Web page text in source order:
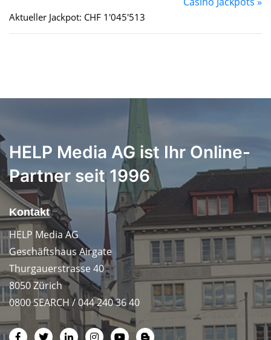
Aktueller Jackpot: CHF 1'045'513
HELP Media AG ist Ihr Online-
Partner seit 1996
Kontakt
HELP Media AG
Geschäftshaus Airgate
Thurgauerstrasse 40
8050 Zürich
0800 SEARCH / 044 240 36 40